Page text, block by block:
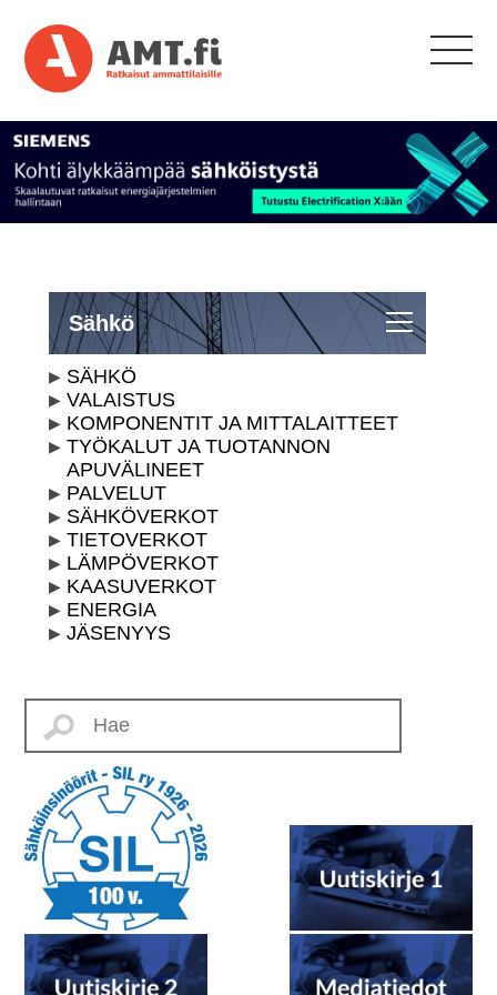
Sähkö
SÄHKÖ
VALAISTUS
KOMPONENTIT JA MITTALAITTEET
TYÖKALUT JA TUOTANNON
APUVÄLINEET
PALVELUT
SÄHKÖVERKOT
TIETOVERKOT
LÄMPÖVERKOT
KAASUVERKOT
ENERGIA
JÄSENYYS